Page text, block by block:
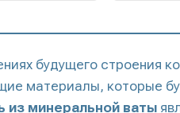
будущего строения
материалы, которые
из минеральной ваты